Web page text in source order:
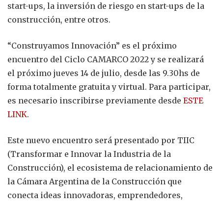
start-ups, la inversión de riesgo en start-ups de la
construcción, entre otros.
“Construyamos Innovación” es el próximo
encuentro del Ciclo CAMARCO 2022 y se realizará
el próximo jueves 14 de julio, desde las 9.30hs de
forma totalmente gratuita y virtual. Para participar,
es necesario inscribirse previamente desde ESTE
LINK.
Este nuevo encuentro será presentado por TIIC
(Transformar e Innovar la Industria de la
Construcción), el ecosistema de relacionamiento de
la Cámara Argentina de la Construcción que
conecta ideas innovadoras, emprendedores,